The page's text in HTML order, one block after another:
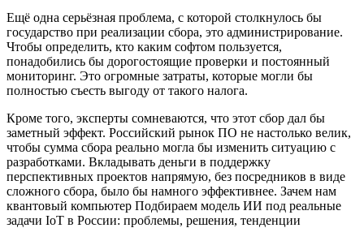
Ещё одна серьёзная проблема, с которой столкнулось бы
государство при реализации сбора, это администрирование.
Чтобы определить, кто каким софтом пользуется,
понадобились бы дорогостоящие проверки и постоянный
мониторинг. Это огромные затраты, которые могли бы
полностью съесть выгоду от такого налога.
Кроме того, эксперты сомневаются, что этот сбор дал бы
заметный эффект. Российский рынок ПО не настолько велик,
чтобы сумма сбора реально могла бы изменить ситуацию с
разработками. Вкладывать деньги в поддержку
перспективных проектов напрямую, без посредников в виде
сложного сбора, было бы намного эффективнее. Зачем нам
квантовый компьютер Подбираем модель ИИ под реальные
задачи IoT в России: проблемы, решения, тенденции